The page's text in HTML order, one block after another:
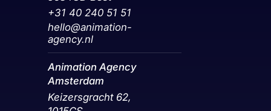
+31 40 240 51 51
hello@animation-
agency.nl
Animation Agency
Amsterdam
Keizersgracht 62,